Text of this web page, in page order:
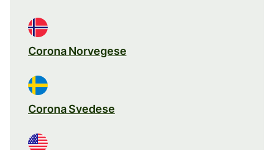
Corona Norvegese
Corona Svedese